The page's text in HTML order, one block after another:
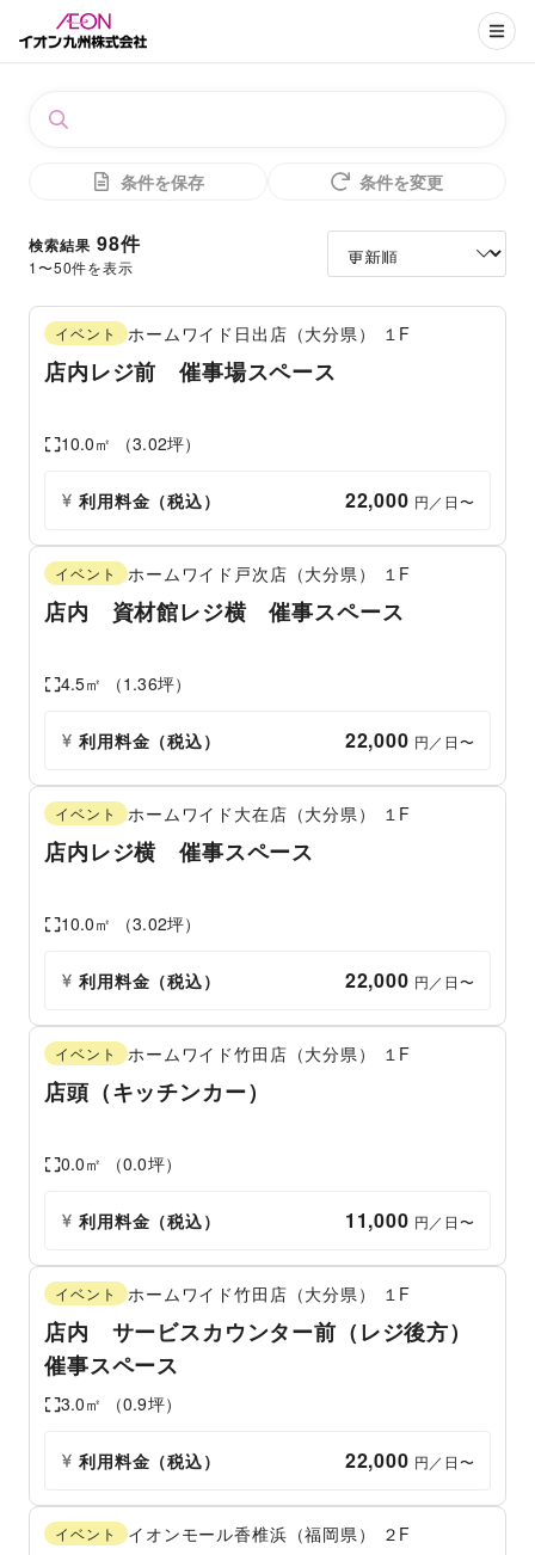
条件を保存 条件を変更
検索結果 98件
1〜50件を表示
イベント ホームワイド日出店（大分県） １F
店内レジ前 催事場スペース
10.0㎡ （3.02坪）
利用料金（税込） 22,000 円／日〜
イベント ホームワイド戸次店（大分県） １F
店内 資材館レジ横 催事スペース
4.5㎡ （1.36坪）
利用料金（税込） 22,000 円／日〜
イベント ホームワイド大在店（大分県） １F
店内レジ横 催事スペース
10.0㎡ （3.02坪）
利用料金（税込） 22,000 円／日〜
イベント ホームワイド竹田店（大分県） １F
店頭（キッチンカー）
0.0㎡ （0.0坪）
利用料金（税込） 11,000 円／日〜
イベント ホームワイド竹田店（大分県） １F
店内 サービスカウンター前（レジ後方）
催事スペース
3.0㎡ （0.9坪）
利用料金（税込） 22,000 円／日〜
イベント イオンモール香椎浜（福岡県） ２F